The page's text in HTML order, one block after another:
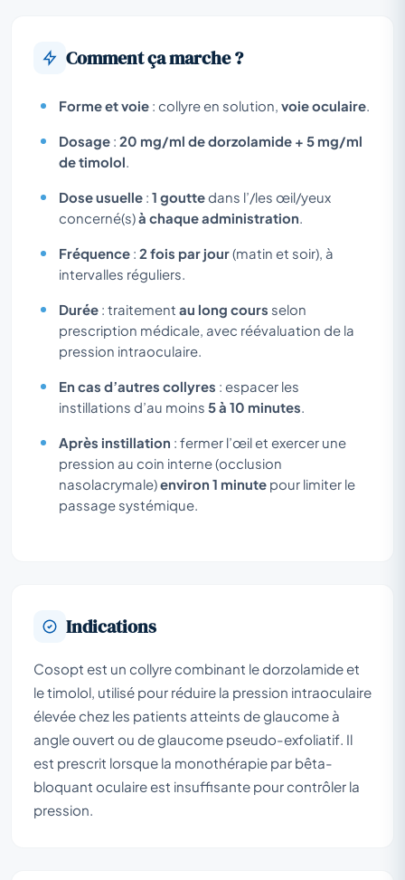
Comment ça marche ?
Forme et voie : collyre en solution, voie oculaire
Dosage : 20 mg/ml de dorzolamide + 5 mg/ml
de timolol
Dose usuelle : 1 gouttedans l’/les œil/yeux
concerné(s)à chaque administration
Fréquence : 2 fois par jour(matin et soir), à
intervalles réguliers.
Durée : traitement au long cours selon
prescription médicale, avec réévaluation de la
pression intraoculaire.
En cas d’autres collyres : espacer les
instillations d’au moins 5 à 10 minutes
Après instillation : fermer l’œil et exercer une
pression au coin interne (occlusion
nasolacrymale)environ 1 minute pour limiter le
passage systémique.
Indications
Cosopt est un collyre combinant le dorzolamide et
le timolol, utilisé pour réduire la pression intraoculaire
élevée chez les patients atteints de glaucome à
angle ouvert ou de glaucome pseudo-exfoliatif. Il
est prescrit lorsque la monothérapie par bêta-
bloquant oculaire est insuffisante pour contrôler la
pression.